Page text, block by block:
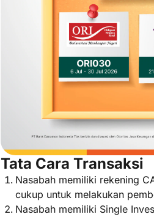
Tata Cara Transaksi
Nasabah memiliki rekening
cukup untuk melakukan
Nasabah memiliki Single